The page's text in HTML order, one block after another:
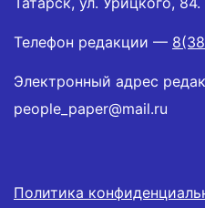
Телефон редакции —
Электронный адрес
people_paper@mail.ru
Политика